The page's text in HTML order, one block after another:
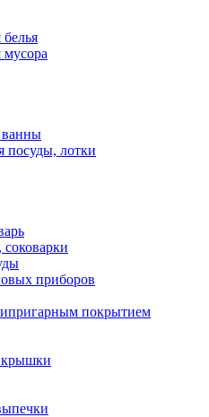
ванны
посуды, лотки
приборов
покрытием
крышки